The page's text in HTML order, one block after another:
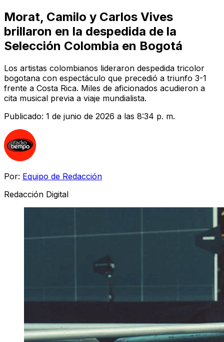
Morat, Camilo y Carlos Vives
brillaron en la despedida de la
Selección Colombia en Bogotá
Los artistas colombianos lideraron despedida tricolor
bogotana con espectáculo que precedió a triunfo 3-1
frente a Costa Rica. Miles de aficionados acudieron a
cita musical previa a viaje mundialista.
Publicado: 1 de junio de 2026 a las 8:34 p. m.
Por: Equipo de Redacción
Redacción Digital